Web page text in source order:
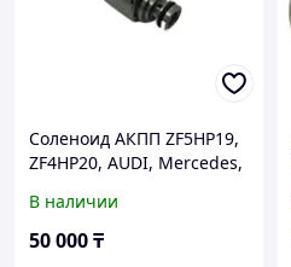
Соленоид АКПП ZF5HP19,
ZF4HP20, AUDI, Mercedes,
В наличии
50 000₸